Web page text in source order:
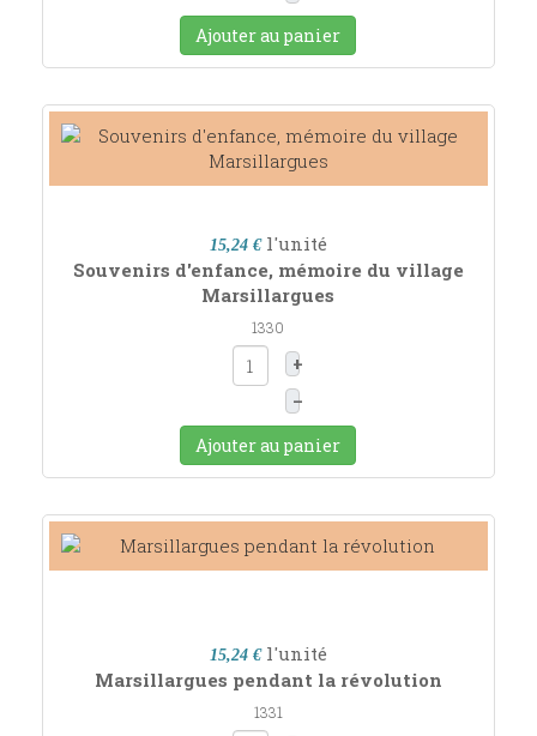
Ajouter au panier
15,24 € l'unité
Souvenirs d'enfance, mémoire du village
Marsillargues
1330
+
–
Ajouter au panier
15,24 € l'unité
Marsillargues pendant la révolution
1331